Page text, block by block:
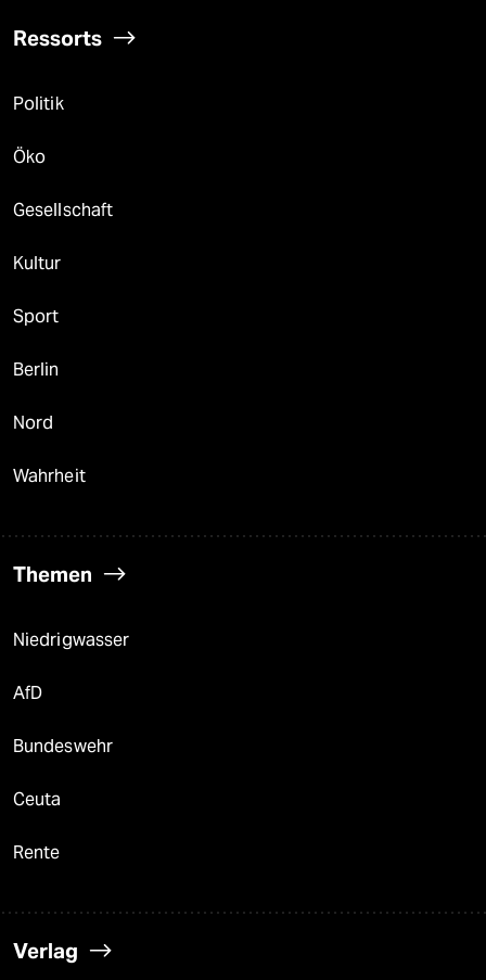
Ressorts
Politik
Öko
Gesellschaft
Kultur
Sport
Berlin
Nord
Wahrheit
Themen
Niedrigwasser
AfD
Bundeswehr
Ceuta
Rente
Verlag